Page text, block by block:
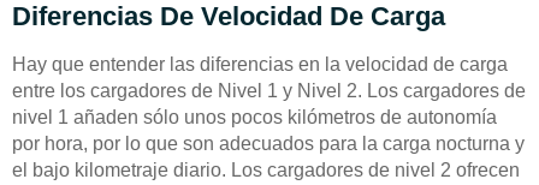
Diferencias De Velocidad De Carga
Hay que entender las diferencias en la velocidad de carga
entre los cargadores de Nivel 1 y Nivel 2. Los cargadores de
nivel 1 añaden sólo unos pocos kilómetros de autonomía
por hora, por lo que son adecuados para la carga nocturna y
el bajo kilometraje diario. Los cargadores de nivel 2 ofrecen